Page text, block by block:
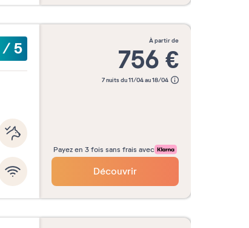
/5 à partir de
756 €
7 nuits du 11/04 au 18/04
Payez en 3 fois sans frais avec
Découvrir